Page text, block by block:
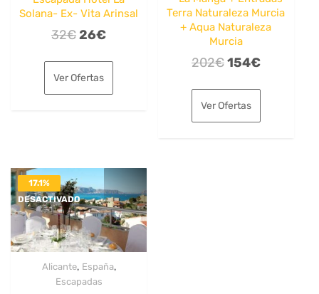
Solana- Ex- Vita Arinsal
32€El
original
era:
26€El
es:
Ver Ofertas
Terra Naturaleza Murcia
+ Aqua Naturaleza
Murcia
202€El
original
era:
154€El
es:
Ver Ofertas
17.1%
DESACTIVADO
Alicante, España,
Escapadas